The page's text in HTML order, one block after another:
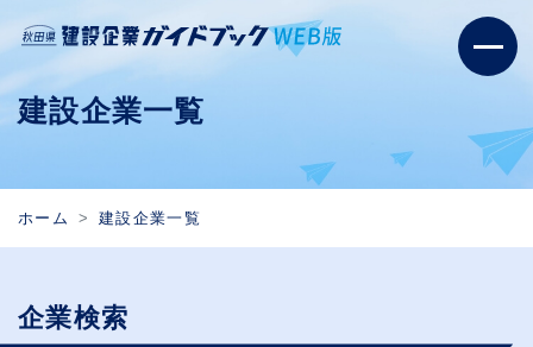
建設企業一覧
ホーム 建設企業一覧
企業検索